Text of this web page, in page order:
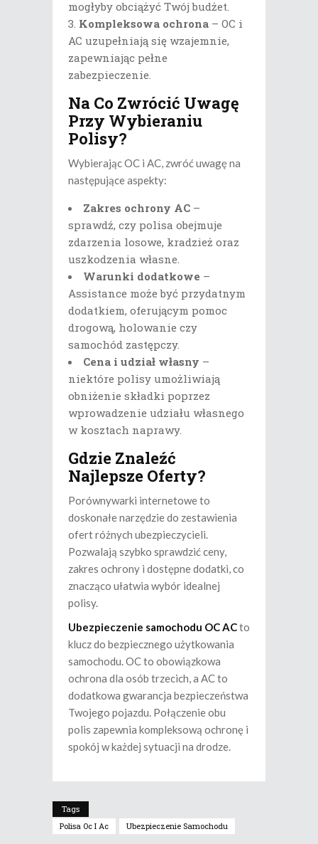
mogłyby obciążyć Twój budżet.
Kompleksowa ochrona – OC i
AC uzupełniają się wzajemnie,
zapewniając pełne
zabezpieczenie.
Na Co Zwrócić Uwagę
Przy Wybieraniu
Polisy?
Wybierając OC i AC, zwróć uwagę na
następujące aspekty:
Zakres ochrony AC –
sprawdź, czy polisa obejmuje
zdarzenia losowe, kradzież oraz
uszkodzenia własne.
Warunki dodatkowe –
Assistance może być przydatnym
dodatkiem, oferującym pomoc
drogową, holowanie czy
samochód zastępczy.
Cena i udział własny –
niektóre polisy umożliwiają
obniżenie składki poprzez
wprowadzenie udziału własnego
w kosztach naprawy.
Gdzie Znaleźć
Najlepsze Oferty?
Porównywarki internetowe to
doskonałe narzędzie do zestawienia
ofert różnych ubezpieczycieli.
Pozwalają szybko sprawdzić ceny,
zakres ochrony i dostępne dodatki, co
znacząco ułatwia wybór idealnej
polisy.
Ubezpieczenie samochodu OC ACto
klucz do bezpiecznego użytkowania
samochodu. OC to obowiązkowa
ochrona dla osób trzecich, a AC to
dodatkowa gwarancja bezpieczeństwa
Twojego pojazdu. Połączenie obu
polis zapewnia kompleksową ochronę i
spokój w każdej sytuacji na drodze.
Tags
Polisa Oc I Ac
Ubezpieczenie Samochodu